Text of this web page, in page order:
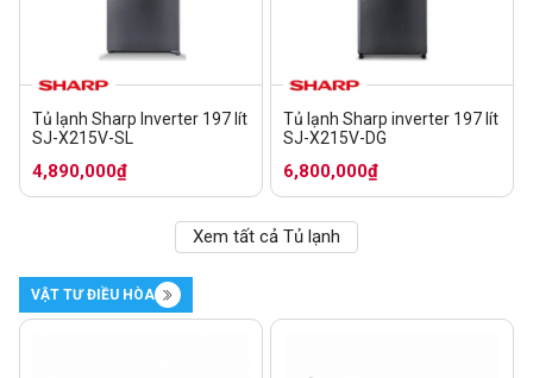
Tủ lạnh Sharp Inverter 197 lít
SJ-X215V-SL
4,890,000₫
Tủ lạnh Sharp inverter 197 lít
SJ-X215V-DG
6,800,000₫
Xem tất cả Tủ lạnh
VẬT TƯ ĐIỀU HÒA